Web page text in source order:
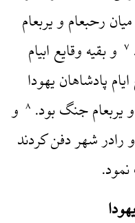
رحبعام و یربعام
۷ و بقیه وقایع ابیام
پادشاهان یهودا
یربعام جنگ بود. ۸ و
رادر شهر دفن کردند